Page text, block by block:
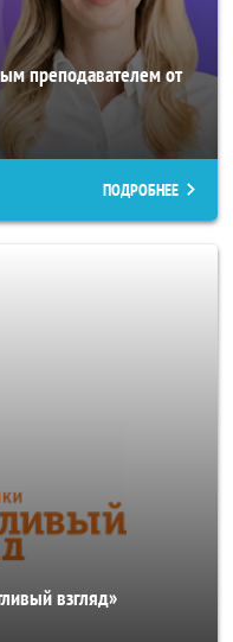
преподавателем от
ПОДРОБНЕЕ
взгляд»